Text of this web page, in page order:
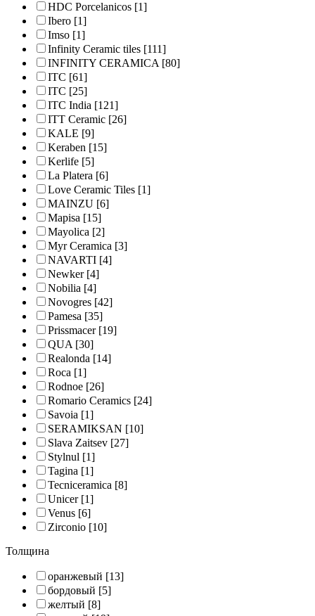
HDC Porcelanicos [1]
Ibero [1]
Imso [1]
Infinity Ceramic tiles [111]
INFINITY CERAMICA[80]
ITC [61]
ITC [25]
ITC India [121]
ITT Ceramic [26]
KALE [9]
Keraben [15]
Kerlife [5]
La Platera [6]
Love Ceramic Tiles [1]
MAINZU [6]
Mapisa [15]
Mayolica [2]
Myr Ceramica [3]
NAVARTI [4]
Newker[4]
Nobilia [4]
Novogres [42]
Pamesa [35]
Prissmacer[19]
QUA[30]
Realonda [14]
Roca [1]
Rodnoe [26]
Romario Ceramics [24]
Savoia [1]
SERAMIKSAN [10]
Slava Zaitsev [27]
Stylnul [1]
Tagina [1]
Tecniceramica [8]
Unicer[1]
Venus [6]
Zirconio [10]
Толщина
оранжевый [13]
бордовый [5]
желтый [8]